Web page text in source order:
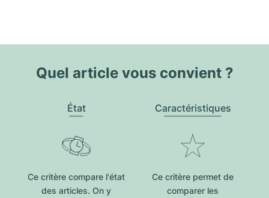
Quel article vous convient ?
État
Ce critère compare l'état
des articles. On y
Caractéristiques
Ce critère permet de
comparer les